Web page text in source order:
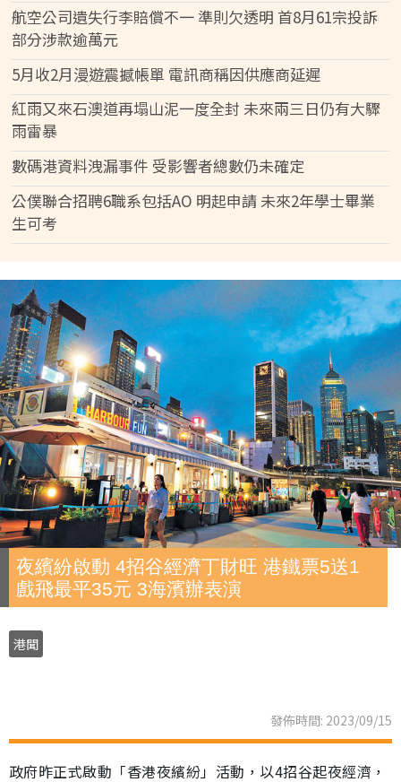
航空公司遺失行李賠償不一 準則欠透明 首8月61宗投訴
部分涉款逾萬元
5月收2月漫遊震撼帳單 電訊商稱因供應商延遲
紅雨又來石澳道再塌山泥一度全封 未來兩三日仍有大驟
雨雷暴
數碼港資料洩漏事件 受影響者總數仍未確定
公僕聯合招聘6職系包括AO 明起申請 未來2年學士畢業
生可考
夜繽紛啟動 4招谷經濟丁財旺 港鐵票5送1
戲飛最平35元 3海濱辦表演
港聞
發佈時間: 2023/09/15
政府昨正式啟動「香港夜繽紛」活動，以4招谷起夜經濟，